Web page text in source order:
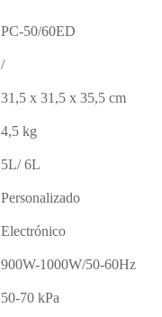
PC-50/60ED
/
31,5 x 31,5 x 35,5 cm
4,5 kg
5L/ 6L
Personalizado
Electrónico
900W-1000W/50-60Hz
50-70 kPa